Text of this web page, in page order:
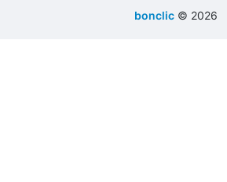
bonclic © 2026